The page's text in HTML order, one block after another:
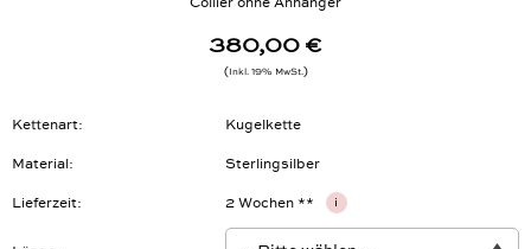
Collier ohne Anhänger
380,00 €
Inkl. 19% MwSt.
Kettenart Kugelkette
Material Sterlingsilber
Lieferzeit 2 Wochen ** i